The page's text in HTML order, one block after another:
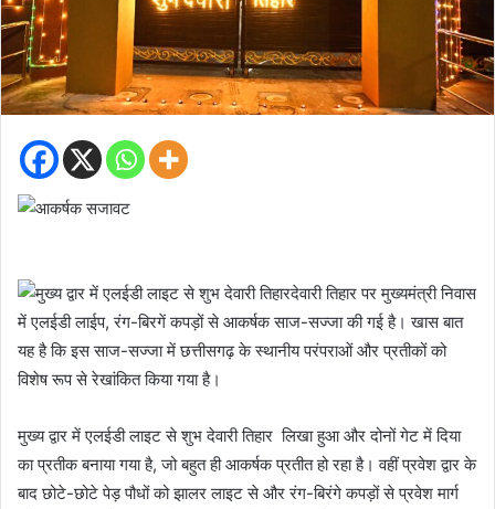
देवारी तिहार पर मुख्यमंत्री निवास
में एलईडी लाईप, रंग-बिरगें कपड़ों से आकर्षक साज-सज्जा की गई है। खास बात
यह है कि इस साज-सज्जा में छत्तीसगढ़ के स्थानीय परंपराओं और प्रतीकों को
विशेष रूप से रेखांकित किया गया है।
मुख्य द्वार में एलईडी लाइट से शुभ देवारी तिहार लिखा हुआ और दोनों गेट में दिया
का प्रतीक बनाया गया है, जो बहुत ही आकर्षक प्रतीत हो रहा है। वहीं प्रवेश द्वार के
बाद छोटे-छोटे पेड़ पौधों को झालर लाइट से और रंग-बिरंगे कपड़ों से प्रवेश मार्ग